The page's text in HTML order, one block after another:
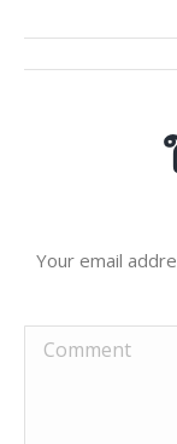
Your email
Comment